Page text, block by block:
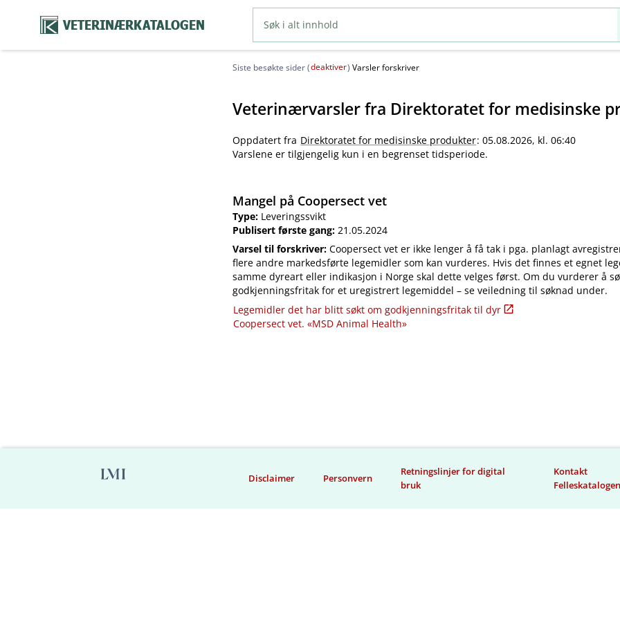
VETERINÆRKATALOGEN
Siste besøkte sider (deaktiver) Varsler forskriver
Veterinærvarsler fra Direktoratet for medisinske
Oppdatert fra Direktoratet for medisinske produkter: 05.08.2026, kl. 06:40
Varslene er tilgjengelig kun i en begrenset tidsperiode.
Mangel på Coopersect vet
Type: Leveringssvikt
Publisert første gang:21.05.2024
Varsel til forskriver:Coopersect vet er ikke lenger å få tak i pga. planlagt
flere andre markedsførte legemidler som kan vurderes. Hvis det finnes et egnet
samme dyreart eller indikasjon i Norge skal dette velges først. Om du vurderer å
godkjenningsfritak for et uregistrert legemiddel – se veiledning til søknad under.
Legemidler det har blitt søkt om godkjenningsfritak til dyr
Coopersect vet. «MSD Animal Health»
Disclaimer Personvern
Retningslinjer for digital
bruk
Kontakt
Felleskatalogen